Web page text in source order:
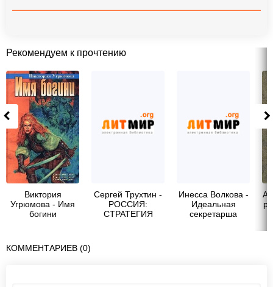
Рекомендуем к прочтению
Виктория
Угрюмова - Имя
богини
Сергей Трухтин -
РОССИЯ:
СТРАТЕГИЯ
Инесса Волкова -
Идеальная
секретарша
КОММЕНТАРИЕВ (0)